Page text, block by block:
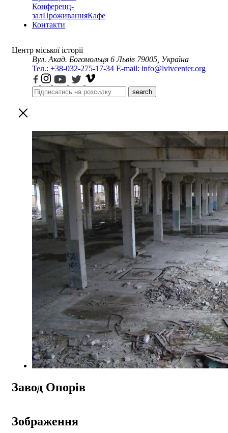
Конференц-
залПроживанняКафе
Контакти
Центр міської історії
Вул. Акад. Богомольця 6 Львів 79005, Україна
Тел.: +38-032-275-17-34 E-mail: info@lvivcenter.org
search
Завод Опорів
Зображення